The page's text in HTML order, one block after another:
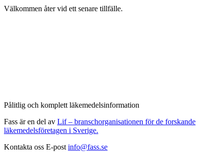
Välkommen åter vid ett senare tillfälle.
Pålitlig och komplett läkemedelsinformation
Fass är en del av Lif – branschorganisationen för de forskande
läkemedelsföretagen i Sverige.
Kontakta oss E-post info@fass.se